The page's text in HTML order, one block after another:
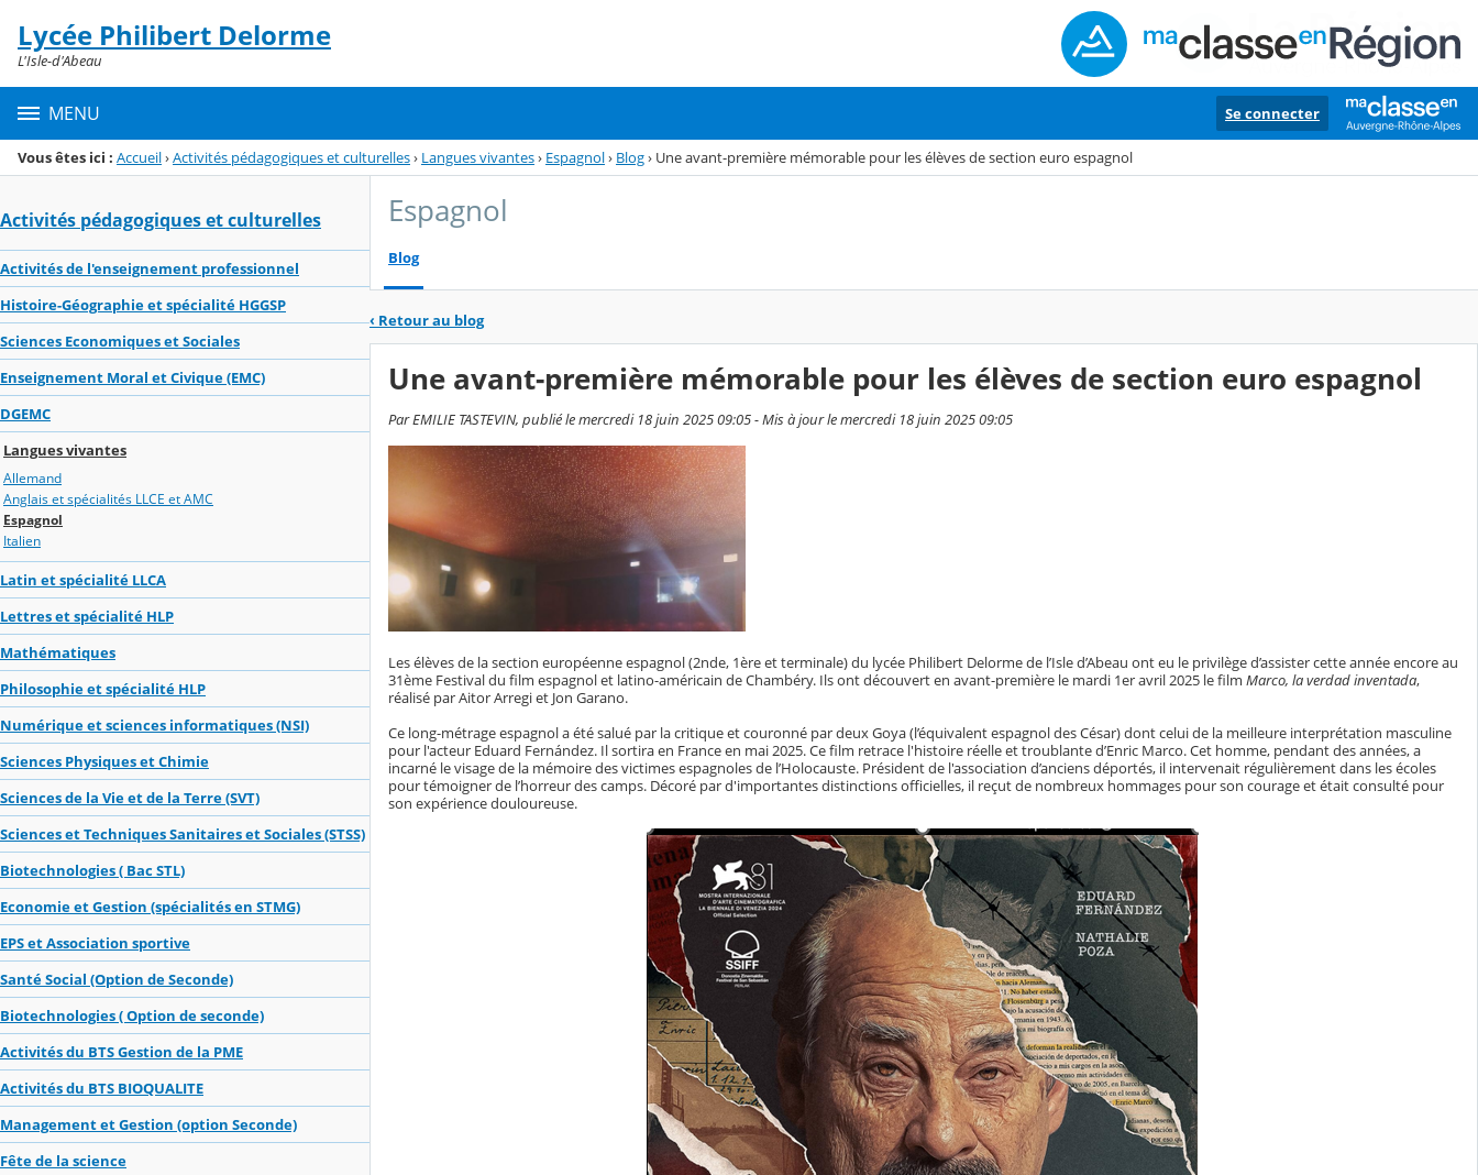
Menu de la rubrique
Contenu
Lycée Philibert Delorme
L'Isle-d'Abeau
MENU Se connecter
Vous êtes ici : Accueil›Activités pédagogiques et culturelles› Langues vivantes› Espagnol› Blog› Une avant-première mémorable pour les élèves de section euro espagnol
Activités pédagogiques et culturelles
Activités de l'enseignement professionnel
Histoire-Géographie et spécialité HGGSP
Sciences Economiques et Sociales
Enseignement Moral et Civique (EMC)
DGEMC
Langues vivantes
Allemand
Anglais et spécialités LLCE et AMC
Espagnol
Italien
Latin et spécialité LLCA
Lettres et spécialité HLP
Mathématiques
Philosophie et spécialité HLP
Numérique et sciences informatiques (NSI)
Sciences Physiques et Chimie
Sciences de la Vie et de la Terre (SVT)
Sciences et Techniques Sanitaires et Sociales (STSS)
Biotechnologies ( Bac STL)
Economie et Gestion (spécialités en STMG)
EPS et Association sportive
Santé Social (Option de Seconde)
Biotechnologies ( Option de seconde)
Activités du BTS Gestion de la PME
Activités du BTS BIOQUALITE
Management et Gestion (option Seconde)
Fête de la science
Espagnol
Blog
‹ Retour au blog
Une avant-première mémorable pour les élèves de section euro espagnol
Par EMILIE TASTEVIN, publié le mercredi 18 juin 2025 09:05 - Mis à jour le mercredi 18 juin 2025 09:05
Les élèves de la section européenne espagnol (2nde, 1ère et terminale) du lycée Philibert Delorme de l’Isle d’Abeau ont eu le privilège d’assister cette année encore au
31ème Festival du film espagnol et latino-américain de Chambéry. Ils ont découvert en avant-première le mardi 1er avril 2025 le film Marco, la verdad inventada,
réalisé par Aitor Arregi et Jon Garano.
Ce long-métrage espagnol a été salué par la critique et couronné par deux Goya (l’équivalent espagnol des César) dont celui de la meilleure interprétation masculine
pour l'acteur Eduard Fernández. Il sortira en France en mai 2025. Ce film retrace l'histoire réelle et troublante d’Enric Marco. Cet homme, pendant des années, a
incarné le visage de la mémoire des victimes espagnoles de l’Holocauste. Président de l'association d’anciens déportés, il intervenait régulièrement dans les écoles
pour témoigner de l’horreur des camps. Décoré par d'importantes distinctions officielles, il reçut de nombreux hommages pour son courage et était consulté pour
son expérience douloureuse.